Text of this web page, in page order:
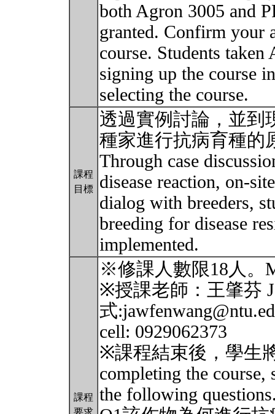
both Agron 3005 and
granted. Confirm your
course. Students
signing up the course
selecting the course.
課程
目標
透過實例討論，並到
種家進行抗病育種的
Through case
disease reaction, on-
dialog with breeders,
breeding for disease
implemented.
課程
要求
※修課人數限18人。
※授課老師：王肇芬
式
cell: 0929062373
※課程結束後，學生
completing the course,
the following